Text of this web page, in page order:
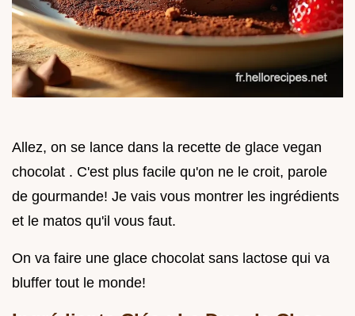
Allez, on se lance dans la recette de glace vegan
chocolat . C'est plus facile qu'on ne le croit, parole
de gourmande! Je vais vous montrer les ingrédients
et le matos qu'il vous faut.
On va faire une glace chocolat sans lactose qui va
bluffer tout le monde!